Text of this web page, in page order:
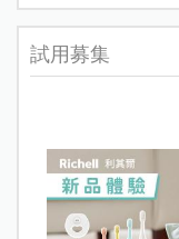
試用募集